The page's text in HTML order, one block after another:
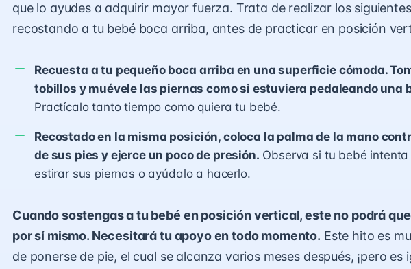
que lo ayudes a adquirir mayor fuerza. Trata de realizar los
recostando a tu bebé boca arriba, antes de practicar en posición
Recuesta a tu pequeño boca arriba en una superficie cómoda.
tobillos y muévele las piernas como si estuviera pedaleando una
Practícalo tanto tiempo como quiera tu bebé.
Recostado en la misma posición, coloca la palma de la mano
de sus pies y ejerce un poco de presión. Observa si tu bebé
estirar sus piernas o ayúdalo a hacerlo.
Cuando sostengas a tu bebé en posición vertical, este no podrá
por sí mismo. Necesitará tu apoyo en todo momento. Este hito es
de ponerse de pie, el cual se alcanza varios meses después, ¡pero es